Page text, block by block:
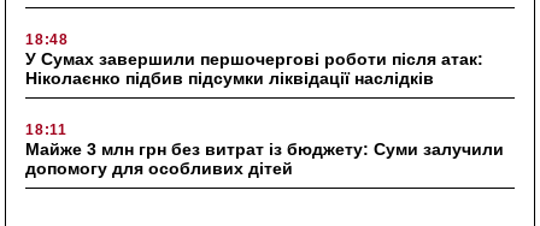
18:48
У Сумах завершили першочергові роботи після атак:
Ніколаєнко підбив підсумки ліквідації наслідків
18:11
Майже 3 млн грн без витрат із бюджету: Суми залучили
допомогу для особливих дітей